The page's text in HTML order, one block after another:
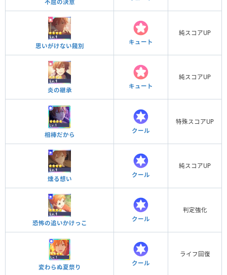
不屈の決意
思いがけない餞別
キュート
純スコアUP
炎の継承
キュート
純スコアUP
相棒だから
クール
特殊スコアUP
燻る想い
クール
純スコアUP
恐怖の追いかけっこ
クール
判定強化
変わらぬ夏祭り
クール
ライフ回復